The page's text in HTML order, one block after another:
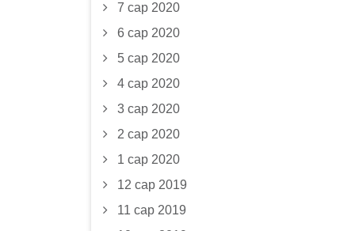
7 сар 2020
6 сар 2020
5 сар 2020
4 сар 2020
3 сар 2020
2 сар 2020
1 сар 2020
12 сар 2019
11 сар 2019